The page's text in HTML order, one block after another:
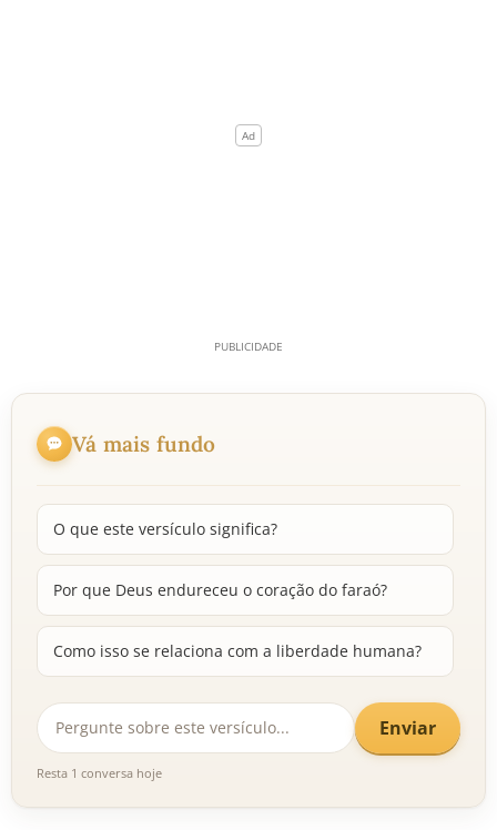
Vá mais fundo
O que este versículo significa?
Por que Deus endureceu o coração do faraó?
Como isso se relaciona com a liberdade humana?
Enviar
Resta 1 conversa hoje